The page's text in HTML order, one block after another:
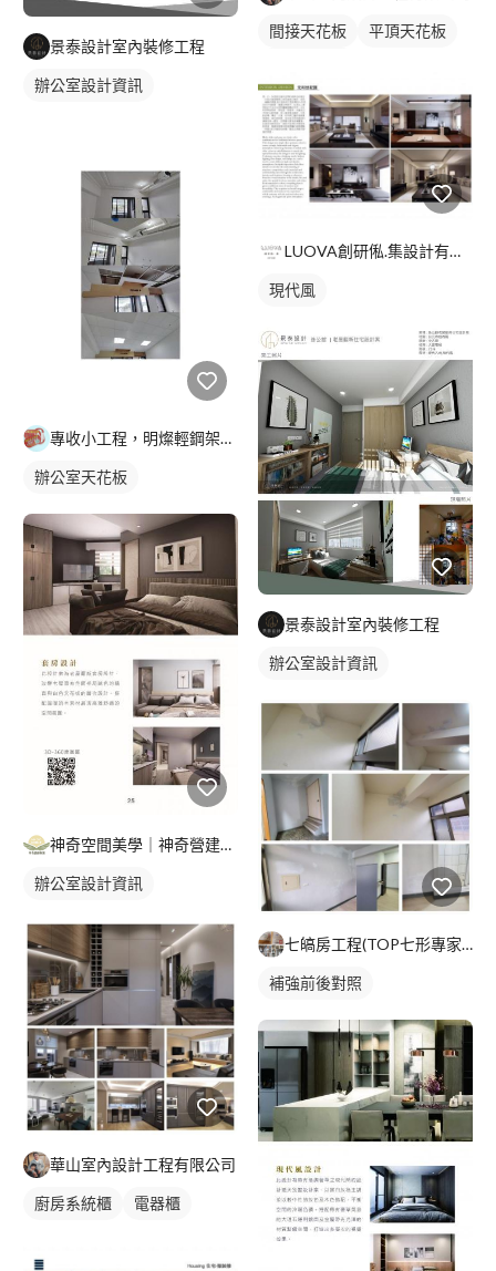
景泰設計室內裝修工程
辦公室設計資訊
專收小工程，明燦輕鋼架， 隔間，天花板，維修，開孔，專作小坪
辦公室天花板
神奇空間美學｜神奇營建集團｜神奇室內設計
辦公室設計資訊
華山室內設計工程有限公司
廚房系統櫃 電器櫃
間接天花板
平頂天花板
LUOVA創研俬.集設計有限公司台中分部
現代風
景泰設計室內裝修工程
辦公室設計資訊
七皜房工程(TOP七形專家）
補強前後對照